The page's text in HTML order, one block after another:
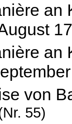
an
an
von
55)